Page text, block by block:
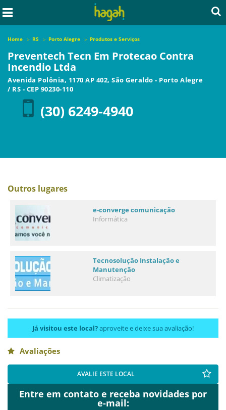
Home RS Porto Alegre Produtos e Serviços
Preventech Tecn Em Protecao Contra
Incendio Ltda
Avenida Polônia, 1170 AP 402, São Geraldo - Porto Alegre
/ RS - CEP 90230-110
(30) 6249-4940
Outros lugares
e-converge comunicação
Informática
Tecnosolução Instalação e
Manutenção
Climatização
Já visitou este local?aproveite e deixe sua avaliação!
Avaliações
AVALIE ESTE LOCAL
Entre em contato e receba novidades por
e-mail: